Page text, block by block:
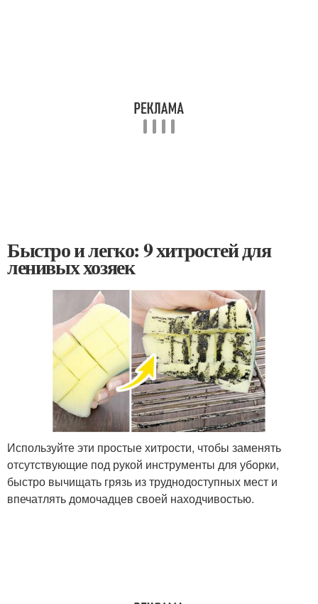
Быстро и легко: 9 хитростей для
ленивых хозяек
Используйте эти простые хитрости, чтобы заменять
отсутствующие под рукой инструменты для уборки,
быстро вычищать грязь из труднодоступных мест и
впечатлять домочадцев своей находчивостью.